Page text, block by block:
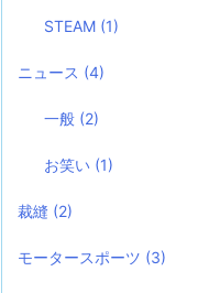
STEAM (1)
ニュース (4)
一般 (2)
お笑い (1)
裁縫 (2)
モータースポーツ (3)